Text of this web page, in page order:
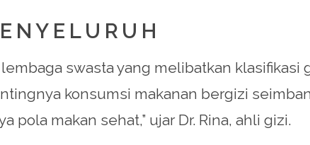
swasta yang melibatkan klasifikasi
konsumsi makanan bergizi
pola makan sehat,” ujar Dr. Rina, ahli gizi.